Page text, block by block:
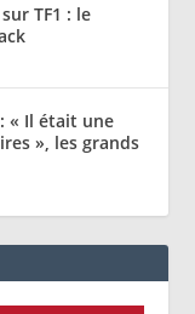
TF1 : le
« Il était une
», les grands